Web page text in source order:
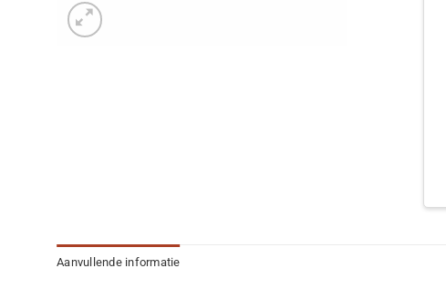
Aanvullende informatie